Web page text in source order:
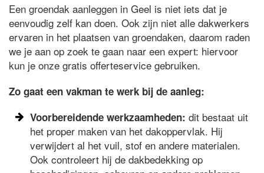
Een groendak aanleggen in Geel is niet iets dat je
eenvoudig zelf kan doen. Ook zijn niet alle dakwerkers
ervaren in het plaatsen van groendaken, daarom raden
we je aan op zoek te gaan naar een expert: hiervoor
kun je onze gratis offerteservice gebruiken.
Zo gaat een vakman te werk bij de aanleg:
Voorbereidende werkzaamheden: dit bestaat uit
het proper maken van het dakoppervlak. Hij
verwijdert al het vuil, stof en andere materialen.
Ook controleert hij de dakbedekking op